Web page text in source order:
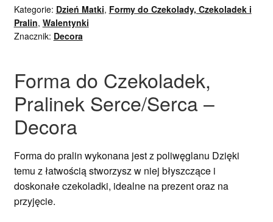
Kategorie: Dzień Matki, Formy do Czekolady, Czekoladek i
Pralin, Walentynki
Znacznik: Decora
Forma do Czekoladek,
Pralinek Serce/Serca –
Decora
Forma do pralin wykonana jest z poliwęglanu Dzięki
temu z łatwością stworzysz w niej błyszczące i
doskonałe czekoladki, idealne na prezent oraz na
przyjęcie.